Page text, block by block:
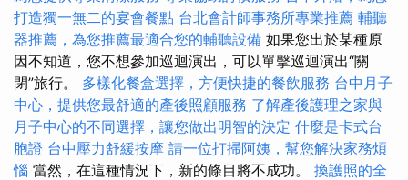
打造獨一無二的宴會餐點 台北會計師事務所專業推薦 輔聽
器推薦，為您推薦最適合您的輔聽設備 如果您出於某種原
因不知道，您不想參加巡迴演出，可以單擊巡迴演出“關
閉”旅行。 多樣化餐盒選擇，方便快捷的餐飲服務 台中月子
中心，提供您最舒適的產後照顧服務 了解產後護理之家與
月子中心的不同選擇，讓您做出明智的決定 什麼是卡式台
胞證 台中壓力舒緩按摩 請一位打掃阿姨，幫您解決家務煩
惱 當然，在這種情況下，新的條目將不成功。 換護照的全